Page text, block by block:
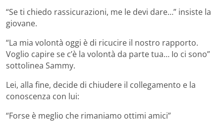
“Se ti chiedo rassicurazioni, me le devi dare…” insiste la
giovane.
“La mia volontà oggi è di ricucire il nostro rapporto.
Voglio capire se c’è la volontà da parte tua… Io ci sono”
sottolinea Sammy.
Lei, alla fine, decide di chiudere il collegamento e la
conoscenza con lui:
“Forse è meglio che rimaniamo ottimi amici”